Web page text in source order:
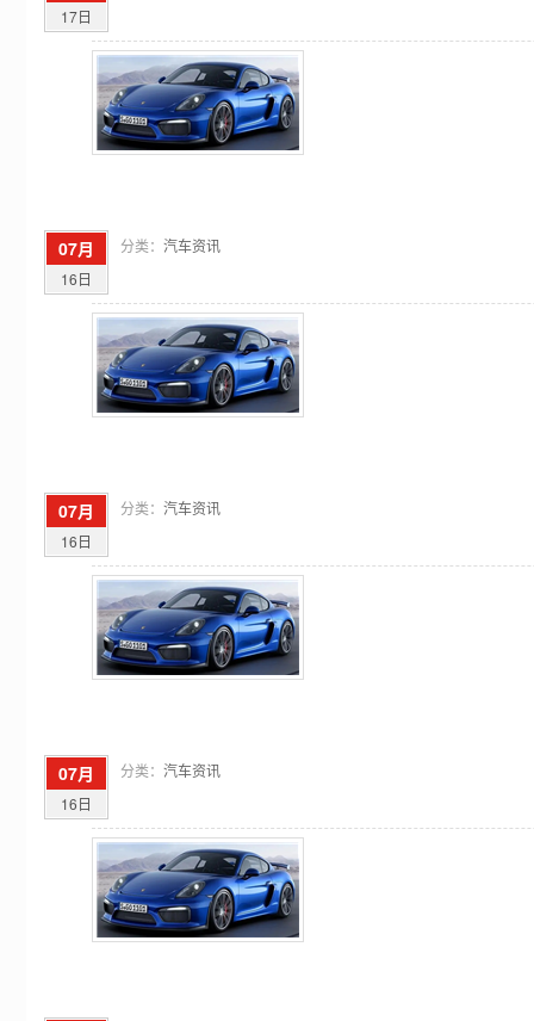
17日
07月
16日
分类： 汽车资讯
07月
16日
分类： 汽车资讯
07月
16日
分类： 汽车资讯